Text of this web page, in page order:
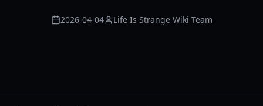
2026-04-04 Life Is Strange Wiki Team